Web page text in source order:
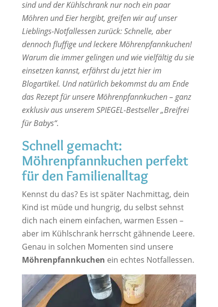
sind und der Kühlschrank nur noch ein paar
Möhren und Eier hergibt, greifen wir auf unser
Lieblings-Notfallessen zurück: Schnelle, aber
dennoch fluffige und leckere Möhrenpfannkuchen!
Warum die immer gelingen und wie vielfältig du sie
einsetzen kannst, erfährst du jetzt hier im
Blogartikel. Und natürlich bekommst du am Ende
das Rezept für unsere Möhrenpfannkuchen – ganz
exklusiv aus unserem SPIEGEL-Bestseller „Breifrei
für Babys“.
Schnell gemacht:
Möhrenpfannkuchen perfekt
für den Familienalltag
Kennst du das? Es ist später Nachmittag, dein
Kind ist müde und hungrig, du selbst sehnst
dich nach einem einfachen, warmen Essen –
aber im Kühlschrank herrscht gähnende Leere.
Genau in solchen Momenten sind unsere
Möhrenpfannkuchen ein echtes Notfallessen.